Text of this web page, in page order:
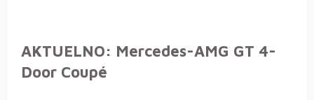
AKTUELNO: Mercedes-AMG GT 4-
Door Coupé